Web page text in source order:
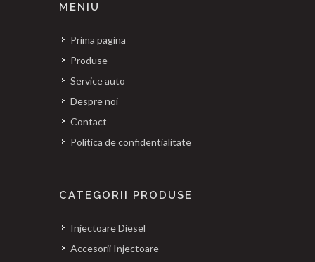
MENIU
Prima pagina
Produse
Service auto
Despre noi
Contact
Politica de confidentialitate
CATEGORII PRODUSE
Injectoare Diesel
Accesorii Injectoare